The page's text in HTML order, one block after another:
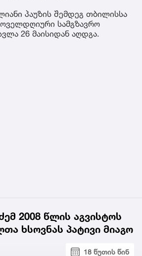
პაუზის შემდეგ თბილისსა
სამგზავრო
26 მაისიდან აღდგა.
2008 წლის აგვისტოს
ხსოვნას პატივი მიაგო
18 წუთის წინ